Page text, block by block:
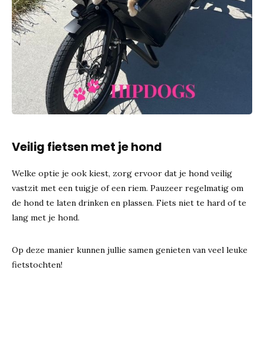
Veilig fietsen met je hond
Welke optie je ook kiest, zorg ervoor dat je hond veilig
vastzit met een tuigje of een riem. Pauzeer regelmatig om
de hond te laten drinken en plassen. Fiets niet te hard of te
lang met je hond.
Op deze manier kunnen jullie samen genieten van veel leuke
fietstochten!